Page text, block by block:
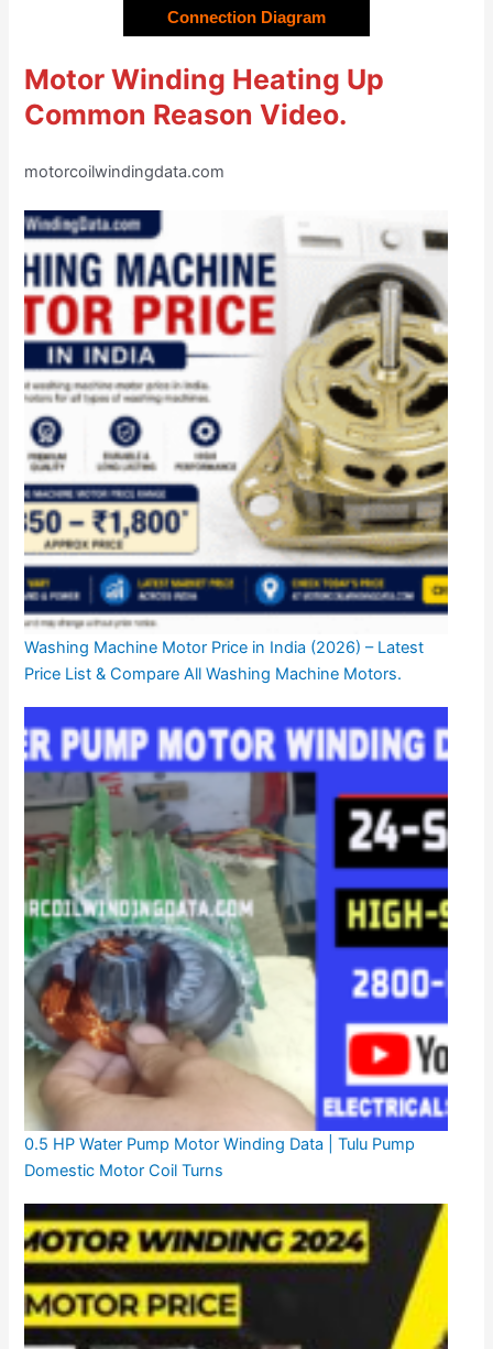
Connection Diagram
Motor Winding Heating Up
Common Reason Video.
motorcoilwindingdata.com
Washing Machine Motor Price in India (2026) – Latest
Price List & Compare All Washing Machine Motors.
0.5 HP Water Pump Motor Winding Data | Tulu Pump
Domestic Motor Coil Turns